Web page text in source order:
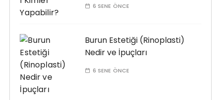
6 SENE ÖNCE
Burun Estetiği (Rinoplasti)
Nedir ve İpuçları
6 SENE ÖNCE